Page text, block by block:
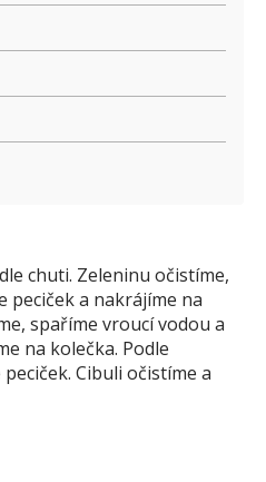
chuti. Zeleninu očistíme,
peciček a nakrájíme na
spaříme vroucí vodou a
na kolečka. Podle
Cibuli očistíme a